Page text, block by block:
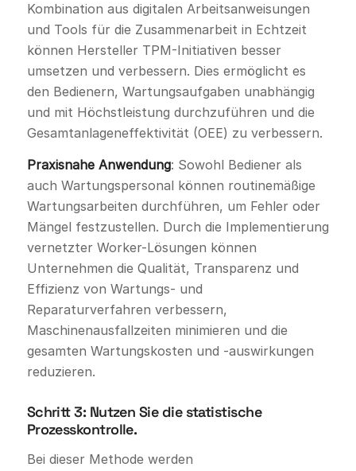
Kombination aus digitalen Arbeitsanweisungen
und Tools für die Zusammenarbeit in Echtzeit
können Hersteller TPM-Initiativen besser
umsetzen und verbessern. Dies ermöglicht es
den Bedienern, Wartungsaufgaben unabhängig
und mit Höchstleistung durchzuführen und die
Gesamtanlageneffektivität (OEE) zu verbessern.
Praxisnahe Anwendung: Sowohl Bediener als
auch Wartungspersonal können routinemäßige
Wartungsarbeiten durchführen, um Fehler oder
Mängel festzustellen. Durch die Implementierung
vernetzter Worker-Lösungen können
Unternehmen die Qualität, Transparenz und
Effizienz von Wartungs- und
Reparaturverfahren verbessern,
Maschinenausfallzeiten minimieren und die
gesamten Wartungskosten und -auswirkungen
reduzieren.
Schritt 3: Nutzen Sie die statistische
Prozesskontrolle.
Bei dieser Methode werden